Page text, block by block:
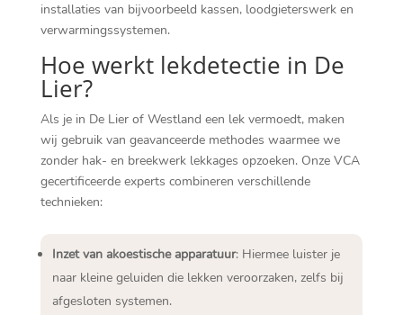
installaties van bijvoorbeeld kassen, loodgieterswerk en
verwarmingssystemen.
Hoe werkt lekdetectie in De
Lier?
Als je in De Lier of Westland een lek vermoedt, maken
wij gebruik van geavanceerde methodes waarmee we
zonder hak- en breekwerk lekkages opzoeken. Onze VCA
gecertificeerde experts combineren verschillende
technieken:
Inzet van akoestische apparatuur: Hiermee luister je
naar kleine geluiden die lekken veroorzaken, zelfs bij
afgesloten systemen.